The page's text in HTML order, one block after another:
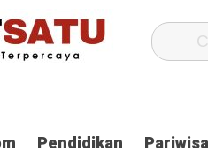
Pendidikan
· 3 Jan 2024